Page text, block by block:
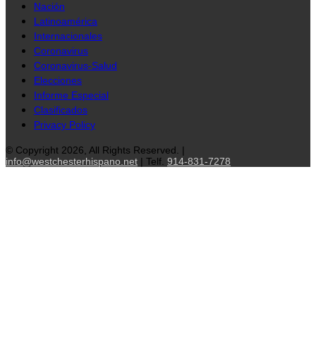
Nación
Latinoamérica
Internacionales
Coronavirus
Coronavirus-Salud
Elecciones
Informe Especial
Clasificados
Privacy Policy
© Copyright 2026, All Rights Reserved. |
info@westchesterhispano.net | Telf. 914-831-7278